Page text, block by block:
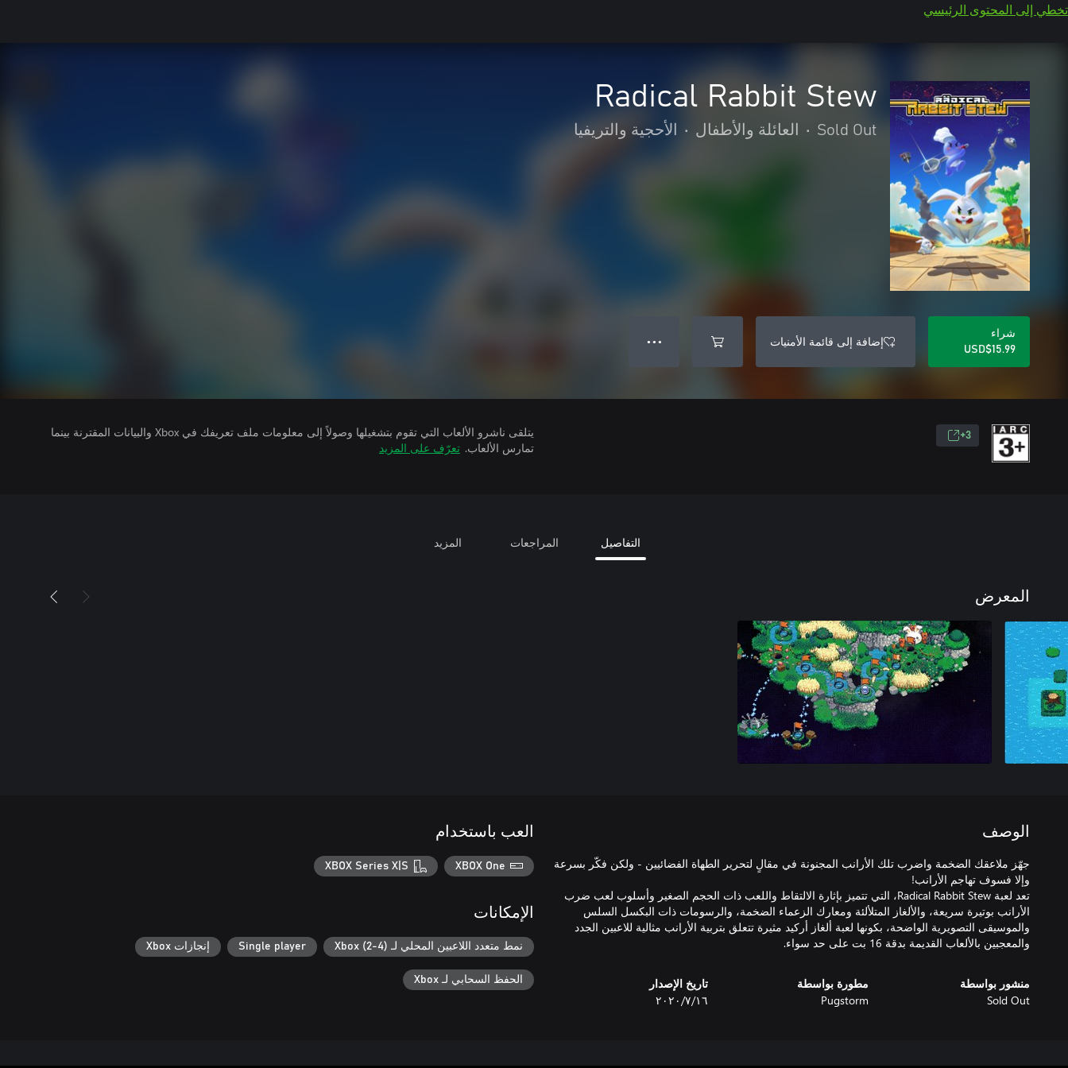
تخطي إلى المحتوى الرئيسي
Radical Rabbit Stew
Sold Out
• العائلة والأطفال • الأحجية والتريفيا
شراء
USD$15.99
إضافة إلى قائمة الأمنيات ● ● ●
3+
يتلقى ناشرو الألعاب التي تقوم بتشغيلها وصولاً إلى معلومات ملف تعريفك في Xbox والبيانات المقترنة بينما
تمارس الألعاب. تعرّف على المزيد
التفاصيل المراجعات المزيد
المعرض
الوصف
جهّز ملاعقك الضخمة واضرب تلك الأرانب المجنونة في مقالٍ لتحرير الطهاة الفضائيين - ولكن فكّر بسرعة
تعد لعبة Radical Rabbit Stew، التي تتميز بإثارة الالتقاط واللعب ذات الحجم الصغير وأسلوب لعب ضرب
الأرانب بوتيرة سريعة، والألغاز المتلألئة ومعارك الزعماء الضخمة، والرسومات ذات البكسل السلس
والموسيقى التصويرية الواضحة، بكونها لعبة ألغاز أركيد مثيرة تتعلق بتربية الأرانب مثالية للاعبين الجدد
والمعجبين بالألعاب القديمة بدقة 16 بت على حد سواء.
منشور بواسطة
Sold Out
مطورة بواسطة
Pugstorm
تاريخ الإصدار
١٦‏/٧‏/٢٠٢٠
العب باستخدام
XBOX One
XBOX Series X|S
الإمكانات
نمط متعدد اللاعبين المحلي لـ Xbox (2-4) Single player إنجازات Xbox
الحفظ السحابي لـ Xbox